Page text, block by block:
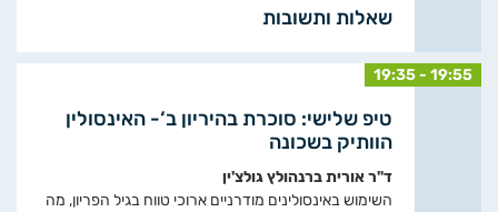
שאלות ותשובות
19:35 - 19:55
טיפ שלישי: סוכרת בהיריון ב‘- האינסולין
הוותיק בשכונה
ד"ר אורית ברנהולץ גולצ'ין
השימוש באינסולינים מודרניים ארוכי טווח בגיל הפריון, מה